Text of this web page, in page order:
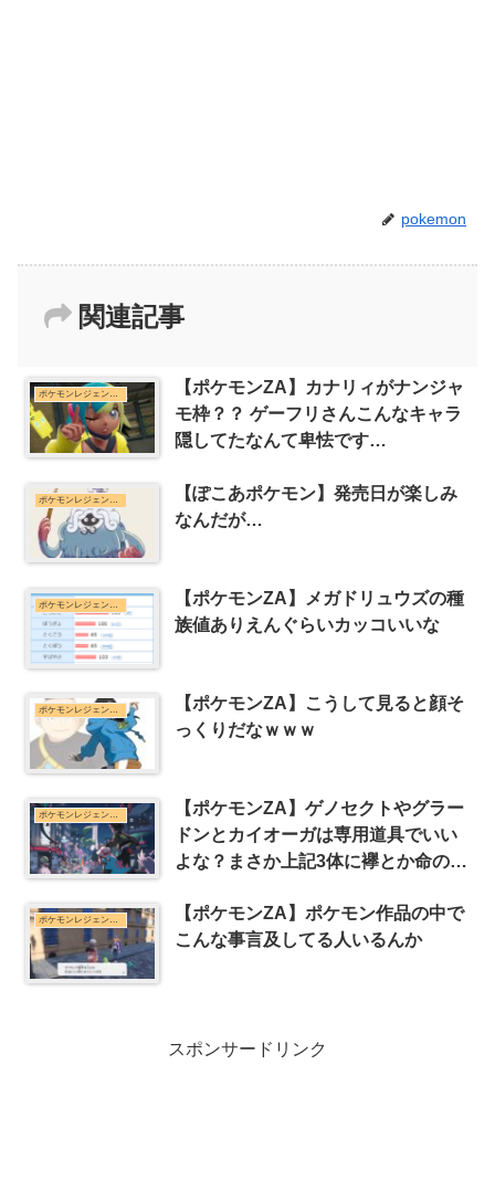
pokemon
関連記事
ポケモンレジェンズZ-Aまとめ
【ポケモンZA】カナリィがナンジャ
モ枠？？ ゲーフリさんこんなキャラ
隠してたなんて卑怯です
【ぽこあポケモン】発売日が楽しみ
なんだが…
ポケモンレジェンズZ-Aまとめ
【ポケモンZA】メガドリュウズの種
族値ありえんぐらいカッコいいな
ポケモンレジェンズZ-Aまとめ
【ポケモンZA】こうして見ると顔そ
っくりだなｗｗｗ
ポケモンレジェンズZ-Aまとめ
【ポケモンZA】ゲノセクトやグラー
ドンとカイオーガは専用道具でいい
よな？まさか上記3体に襷とか命の球
ポケモンレジェンズZ-Aまとめ
【ポケモンZA】ポケモン作品の中で
こんな事言及してる人いるんか
スポンサードリンク